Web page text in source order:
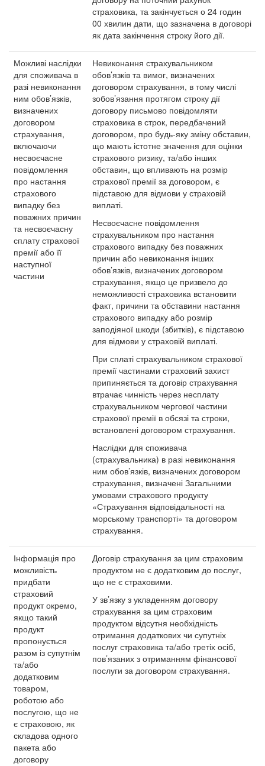
страховика, та закінчується о 24 годин
00 хвилин дати, що зазначена в договорі
як дата закінчення строку його дії.
Можливі наслідки
для споживача в
разі невиконання
ним обов’язків,
визначених
договором
страхування,
включаючи
несвоєчасне
повідомлення
про настання
страхового
випадку без
поважних причин
та несвоєчасну
сплату страхової
премії або її
наступної
частини
Невиконання страхувальником
обов’язків та вимог, визначених
договором страхування, в тому числі
зобов’язання протягом строку дії
договору письмово повідомляти
страховика в строк, передбачений
договором, про будь-яку зміну обставин,
що мають істотне значення для оцінки
страхового ризику, та/або інших
обставин, що впливають на розмір
страхової премії за договором, є
підставою для відмови у страховій
виплаті.
Несвоєчасне повідомлення
страхувальником про настання
страхового випадку без поважних
причин або невиконання інших
обов’язків, визначених договором
страхування, якщо це призвело до
неможливості страховика встановити
факт, причини та обставини настання
страхового випадку або розмір
заподіяної шкоди (збитків), є підставою
для відмови у страховій виплаті.
При сплаті страхувальником страхової
премії частинами страховий захист
припиняється та договір страхування
втрачає чинність через несплату
страхувальником чергової частини
страхової премії в обсязі та строки,
встановлені договором страхування.
Наслідки для споживача
(страхувальника) в разі невиконання
ним обов’язків, визначених договором
страхування, визначені Загальними
умовами страхового продукту
«Страхування відповідальності на
морському транспорті» та договором
страхування.
Інформація про
можливість
придбати
страховий
продукт окремо,
якщо такий
продукт
пропонується
разом із супутнім
та/або
додатковим
товаром,
роботою або
послугою, що не
є страховою, як
складова одного
пакета або
договору
Договір страхування за цим страховим
продуктом не є додатковим до послуг,
що не є страховими.
У зв’язку з укладенням договору
страхування за цим страховим
продуктом відсутня необхідність
отримання додаткових чи супутніх
послуг страховика та/або третіх осіб,
пов’язаних з отриманням фінансової
послуги за договором страхування.